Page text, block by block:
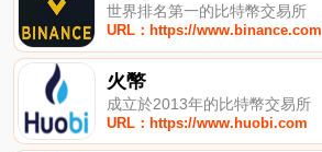
世界排名第一的比特幣交易所
URL：https://www.binance.com
火幣
成立於2013年的比特幣交易所
URL：https://www.huobi.com